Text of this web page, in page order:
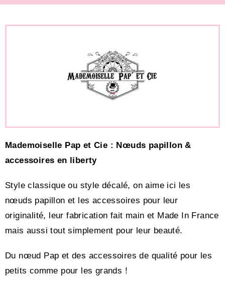
Mademoiselle Pap et Cie : Nœuds papillon &
accessoires en liberty
Style classique ou style décalé, on aime ici les
nœuds papillon et les accessoires pour leur
originalité, leur fabrication fait main et Made In France
mais aussi tout simplement pour leur beauté.
Du nœud Pap et des accessoires de qualité pour les
petits comme pour les grands !